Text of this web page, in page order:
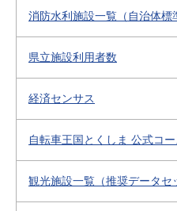
消防水利施設一覧（自治体標
県立施設利用者数
経済センサス
自転車王国とくしま 公式コー
観光施設一覧（推奨データセ